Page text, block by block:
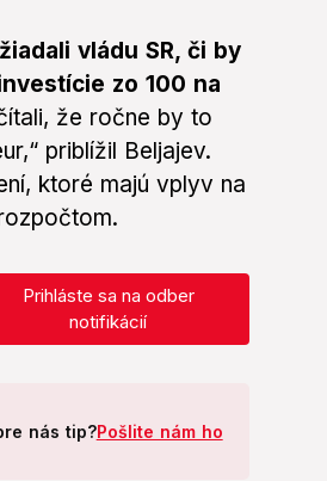
vládu SR, či by
zo 100 na
že ročne by to
priblížil Beljajev.
ktoré majú vplyv na
Prihláste sa na odber
notifikácií
nás tip?Pošlite nám ho